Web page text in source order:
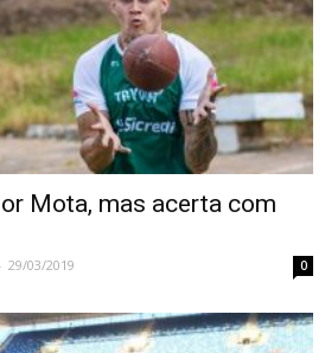
Mota, mas acerta com
- 29/03/2019 0